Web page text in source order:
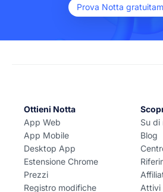
Prova Notta
Ottieni Notta
App Web
App Mobile
Desktop App
Estensione Chrome
Prezzi
Registro modifiche
Su di
Blog
Attivi